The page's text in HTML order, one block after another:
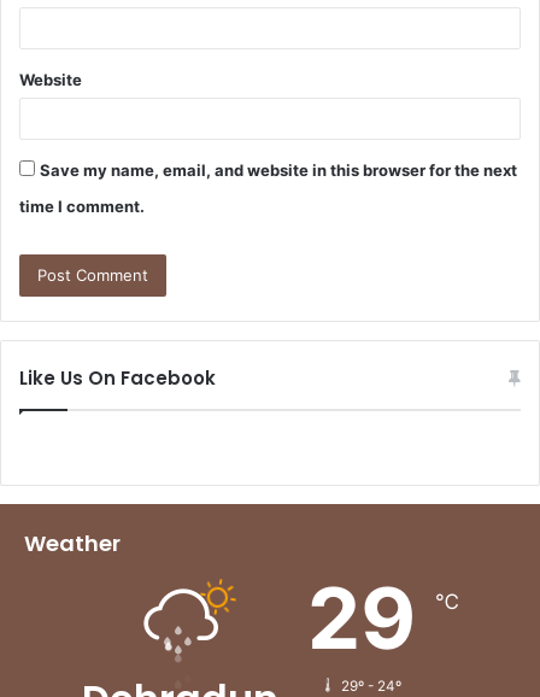
Website
Save my name, email, and website in this browser for the next
time I comment.
Like Us On Facebook
Weather
29 ℃
29º - 24º